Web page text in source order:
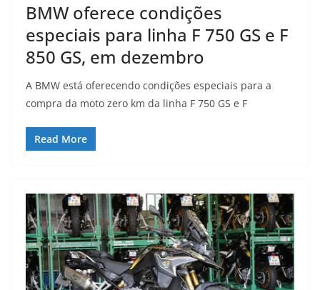
BMW oferece condições
especiais para linha F 750 GS e F
850 GS, em dezembro
A BMW está oferecendo condições especiais para a
compra da moto zero km da linha F 750 GS e F
Read More